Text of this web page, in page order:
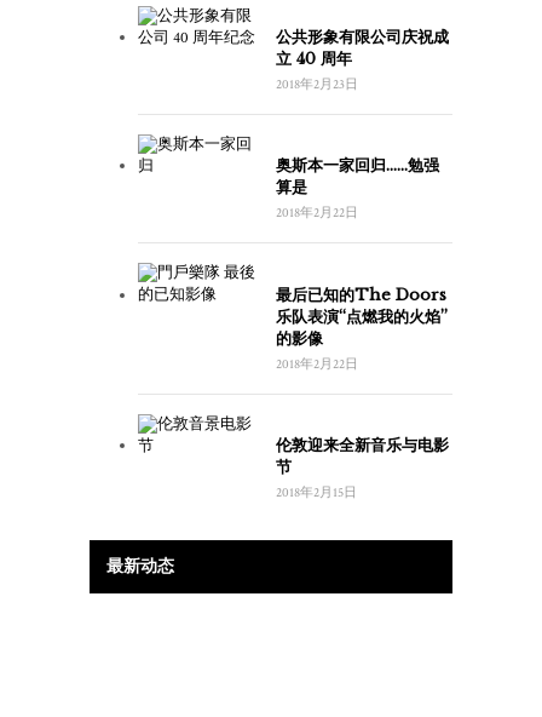
公共形象有限公司庆祝成
立 40 周年
2018年2月23日
奥斯本一家回归……勉强
算是
2018年2月22日
最后已知的The Doors
乐队表演“点燃我的火焰”
的影像
2018年2月22日
伦敦迎来全新音乐与电影
节
2018年2月15日
最新动态